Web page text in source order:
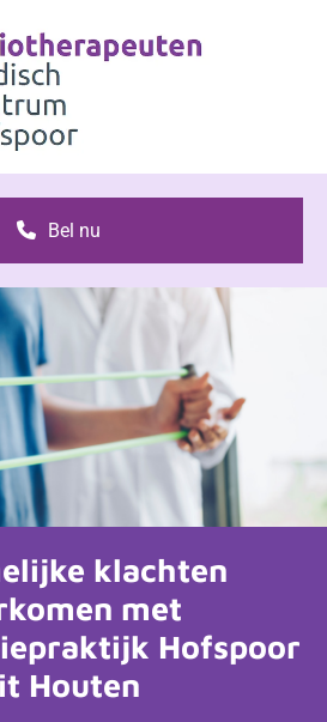
Bel nu
klachten
met
Hofspoor
Houten